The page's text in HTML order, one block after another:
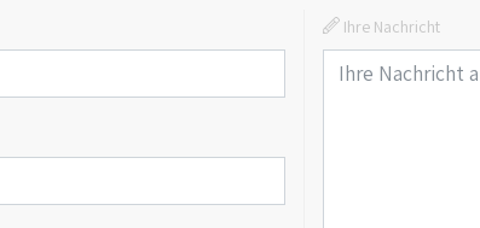
Ihre Nachricht